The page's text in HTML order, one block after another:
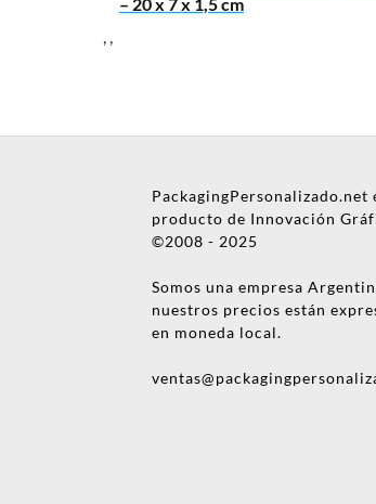
, ,
PackagingPersonalizado.net
producto de Innovación
©2008 - 2025
Somos una empresa
nuestros precios están
en moneda local.